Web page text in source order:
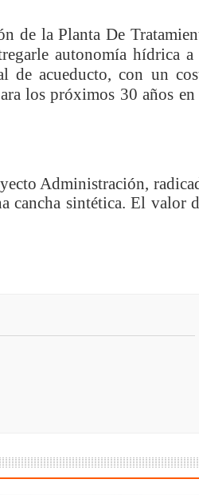
personas con discapacidad de
de sus municipios frente al
la respuesta frente a tres Alertas
bus que estaba siendo lavado en
al Tolima
de la Planta De
autonomía hídrica a
de acueducto, con un
los próximos 30 años en
Administración,
cancha sintética. El valor